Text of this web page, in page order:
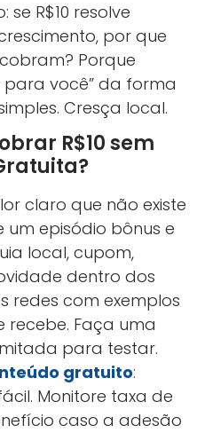
R$10 resolve
por que
Porque
para você” da forma
Cresça local.
R$10 sem
claro que não existe
episódio bônus e
local, cupom,
dentro dos
redes com exemplos
recebe. Faça uma
para testar.
gratuito:
Monitore taxa de
caso a adesão